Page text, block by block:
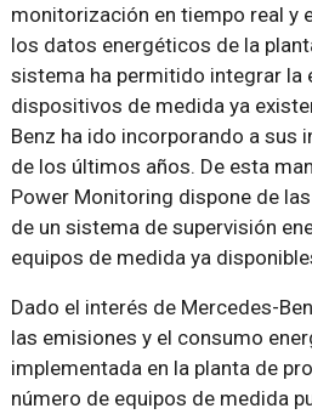
monitorización en tiempo real y
los datos energéticos de la
sistema ha permitido integrar la
dispositivos de medida ya
Benz ha ido incorporando a sus
de los últimos años. De esta
Power Monitoring dispone de
de un sistema de supervisión
equipos de medida ya
Dado el interés de Mercedes-
las emisiones y el consumo
implementada en la planta de
número de equipos de medida